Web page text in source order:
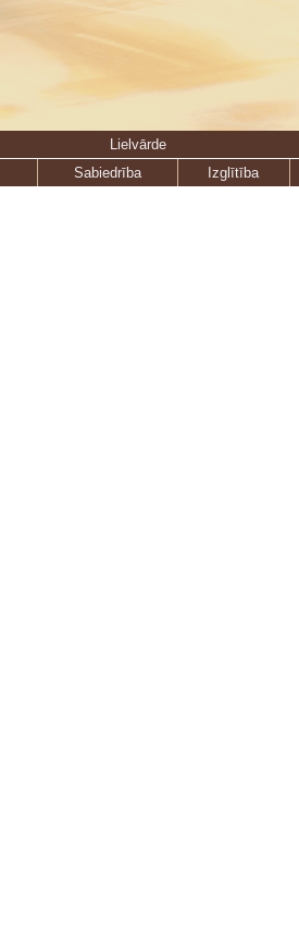
Lielvārde
Sabiedrība Izglītība